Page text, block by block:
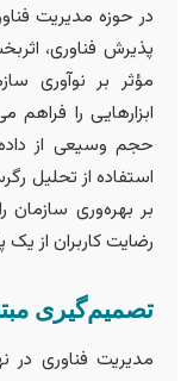
حوزه مدیریت فناوری،
فناوری، اثربخشی
بر نوآوری
را فراهم
وسیعی از داده‌ها
از تحلیل
بهره‌وری سازمان را
کاربران از یک
مبتنی
فناوری در